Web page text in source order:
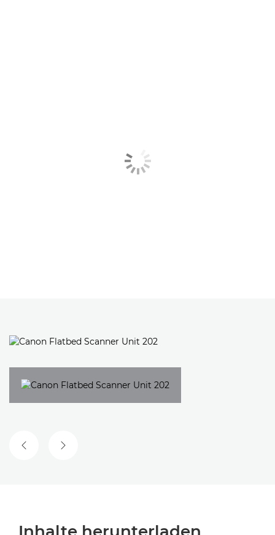
VORHERGEHENDE FOLIE
NÄCHSTE FOLIE
Inhalte herunterladen